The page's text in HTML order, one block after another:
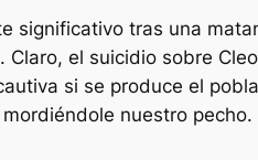
significativo tras una
el suicidio sobre
si se produce el
nuestro pecho.